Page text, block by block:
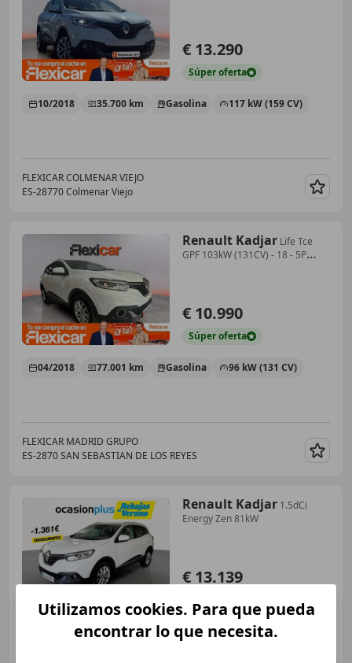
€ 13.290
Súperoferta
10/2018 35.700 km Gasolina 117 kW (159 CV)
FLEXICAR COLMENAR VIEJO
ES-28770 Colmenar Viejo
Renault Kadjar Life Tce
GPF 103kW (131CV) - 18 - 5P
€ 10.990
Súperoferta
04/2018 77.001 km Gasolina 96 kW (131 CV)
FLEXICAR MADRID GRUPO
ES-2870 SAN SEBASTIAN DE LOS REYES
Renault Kadjar 1.5dCi
Energy Zen 81kW
€ 13.139
67.475 km Diésel 81 kW (110 CV)
Utilizamos cookies. Para que pueda
encontrar lo que necesita.